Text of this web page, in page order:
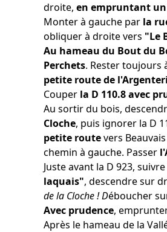
droite, en empruntant
Monter à gauche par la
obliquer à droite vers "Le
Au hameau du Bout du
Perchets. Rester toujours
petite route de
Couper la D 110.8 avec
Au sortir du bois,
Cloche, puis ignorer la D
petite routevers
chemin à gauche. Passer
Juste avant la D 923,
laquais", descendre sur
de la Cloche ! Déboucher
Avec prudence,
Après le hameau de la